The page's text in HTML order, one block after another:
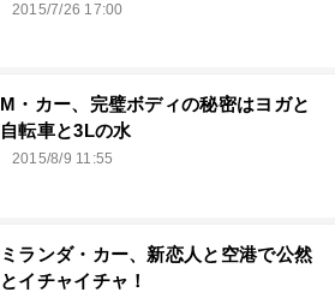
2015/7/26 17:00
M・カー、完璧ボディの秘密はヨガと
自転車と3Lの水
2015/8/9 11:55
ミランダ・カー、新恋人と空港で公然
とイチャイチャ！